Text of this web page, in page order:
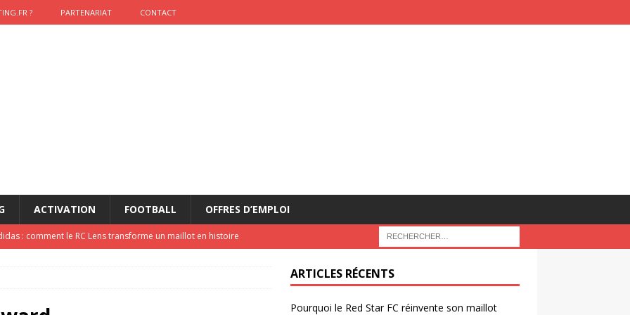
? PARTENARIAT CONTACT
ACTIVATION FOOTBALL OFFRES D’EMPLOI
: comment le RC Lens transforme un maillot en histoire
de Zinedine Zidane par adidas est de retour à
ARTICLES RÉCENTS
Pourquoi le Red Star FC réinvente son maillot